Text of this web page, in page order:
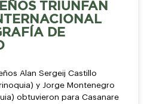
TRIUNFAN
DE
Alan Sergeij Castillo
y Jorge Montenegro
obtuvieron para Casanare